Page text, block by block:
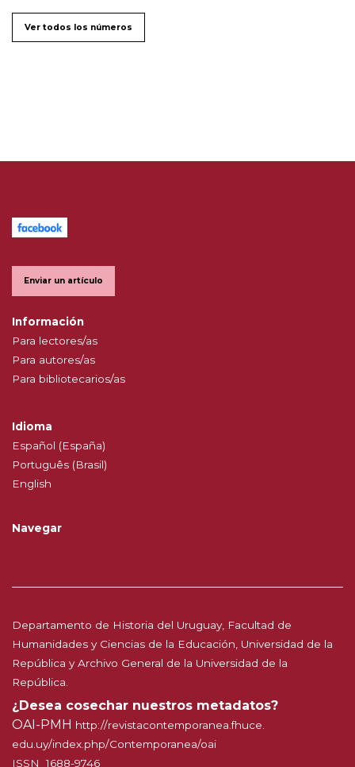
Ver todos los números
Enviar un artículo
Información
Para lectores/as
Para autores/as
Para bibliotecarios/as
Idioma
Español (España)
Português (Brasil)
English
Navegar
Departamento de Historia del Uruguay, Facultad de
Humanidades y Ciencias de la Educación, Universidad de la
República y Archivo General de la Universidad de la
República.
¿Desea cosechar nuestros metadatos?
OAI-PMH http://revistacontemporanea.fhuce.
edu.uy/index.php/Contemporanea/oai
ISSN 1688-9746